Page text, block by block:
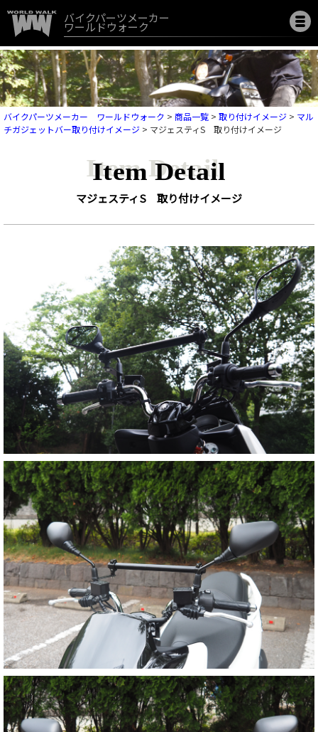
バイクパーツメーカー
ワールドウォーク
バイクパーツメーカー ワールドウォーク > 商品一覧 > 取り付けイメージ > マル
チガジェットバー取り付けイメージ > マジェスティS 取り付けイメージ
Item Detail
マジェスティS 取り付けイメージ